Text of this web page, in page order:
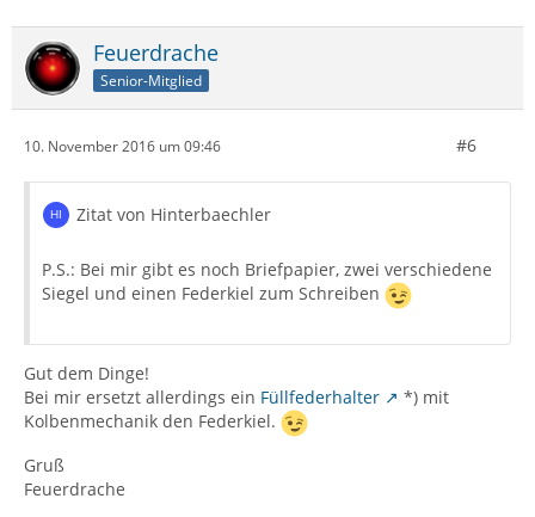
Feuerdrache
Senior-Mitglied
10. November 2016 um 09:46 #6
Zitat von Hinterbaechler
P.S.: Bei mir gibt es noch Briefpapier, zwei verschiedene
Siegel und einen Federkiel zum Schreiben
Gut dem Dinge!
Bei mir ersetzt allerdings ein Füllfederhalter
*) mit
Kolbenmechanik den Federkiel.
Gruß
Feuerdrache